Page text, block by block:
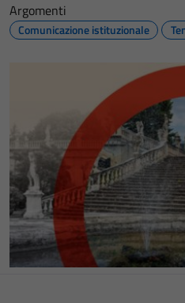
Argomenti
Comunicazione istituzionale